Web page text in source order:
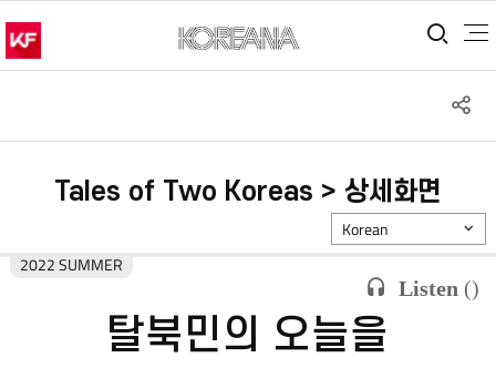
통
Tales of Two Koreas > 상세화면
Listen ()
2022 SUMMER
Korean
탈북민의 오늘을